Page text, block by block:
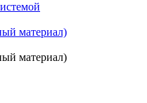
материал)
материал)